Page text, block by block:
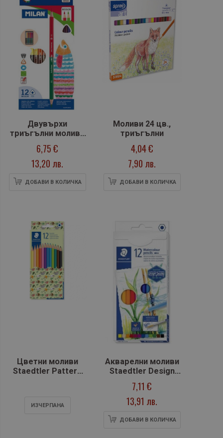
Двувърхи
триъгълни моливи
Milan Bicolor - 12
броя в 2 цвята
(общо 24 цвята)
6,75 €
13,20 лв.
ДОБАВИ В КОЛИЧКА
Моливи 24 цв.,
триъгълни
4,04 €
7,90 лв.
ДОБАВИ В КОЛИЧКА
Цветни моливи
Staedtler Pattern
ИЗЧЕРПАНA
Акварелни моливи
Staedtler Design
Journey, 12 цвята
(14610C C12)
7,11 €
13,91 лв.
ДОБАВИ В КОЛИЧКА